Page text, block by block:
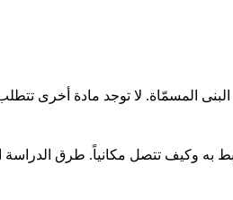
به وكيف تتصل مكانياً. طرق الدراسة